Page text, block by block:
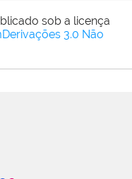
sob a licença
3.0 Não